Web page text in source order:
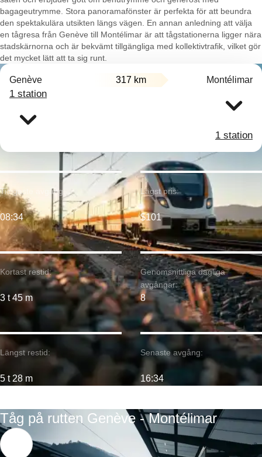
bagageutrymme. Stora panoramafönster är perfekta för att beundra
den spektakulära utsikten längs vägen. En annan anledning att välja
en tågresa från Genève till Montélimar är att tågstationerna ligger nära
stadskärnorna och är bekvämt tillgängliga med kollektivtrafik, vilket gör
det mycket lätt att ta sig runt.
Genève 317 km Montélimar
1 station
1 station
Kortast restid:
3 t 45 m
Tidigaste avgång:
08:34
Längst restid:
5 t 28 m
Lägst pris:
$101
Genomsnittliga dagliga
avgångar:
8
Senaste avgång:
16:34
Tåg på rutten Genève - Montélimar